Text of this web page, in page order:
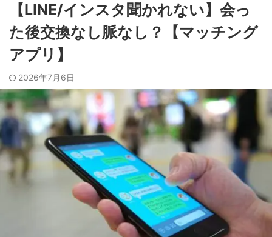
【LINE/インスタ聞かれない】会っ
た後交換なし脈なし？【マッチング
アプリ】
2026年7月6日